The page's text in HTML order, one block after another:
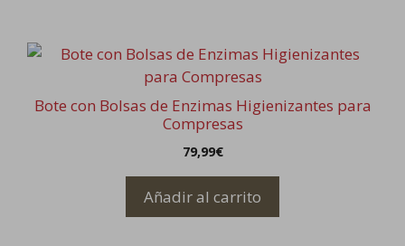
Bote con Bolsas de Enzimas Higienizantes para
Compresas
79,99€
Añadir al carrito